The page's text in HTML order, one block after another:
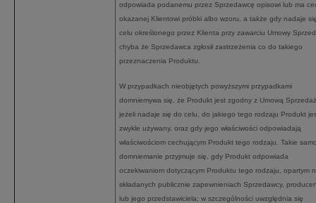
odpowiada podanemu przez Sprzedawcę opisowi lub ma
okazanej Klientowi próbki albo wzoru, a także gdy nadaje
celu określonego przez Klienta przy zawarciu Umowy
chyba że Sprzedawca zgłosił zastrzeżenia co do takiego
przeznaczenia Produktu.
W przypadkach nieobjętych powyższymi przypadkami
domniemywa się, że Produkt jest zgodny z Umową
jeżeli nadaje się do celu, do jakiego tego rodzaju Produkt
zwykle używany, oraz gdy jego właściwości odpowiadają
właściwościom cechującym Produkt tego rodzaju. Takie
domniemanie przyjmuje się, gdy Produkt odpowiada
oczekiwaniom dotyczącym Produktu tego rodzaju, opartym
składanych publicznie zapewnieniach Sprzedawcy,
lub jego przedstawiciela; w szczególności uwzględnia się